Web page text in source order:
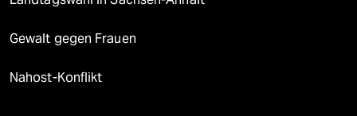
Gewalt gegen Frauen
Nahost-Konflikt